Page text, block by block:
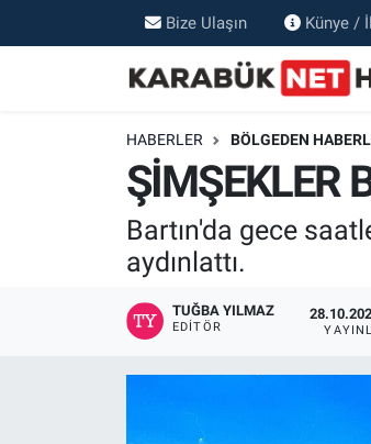
Bize Ulaşın Künye /
HABERLER BÖLGEDEN
ŞİMŞEKLER
Bartın'da gece
aydınlattı.
TUĞBA YILMAZ
EDITÖR